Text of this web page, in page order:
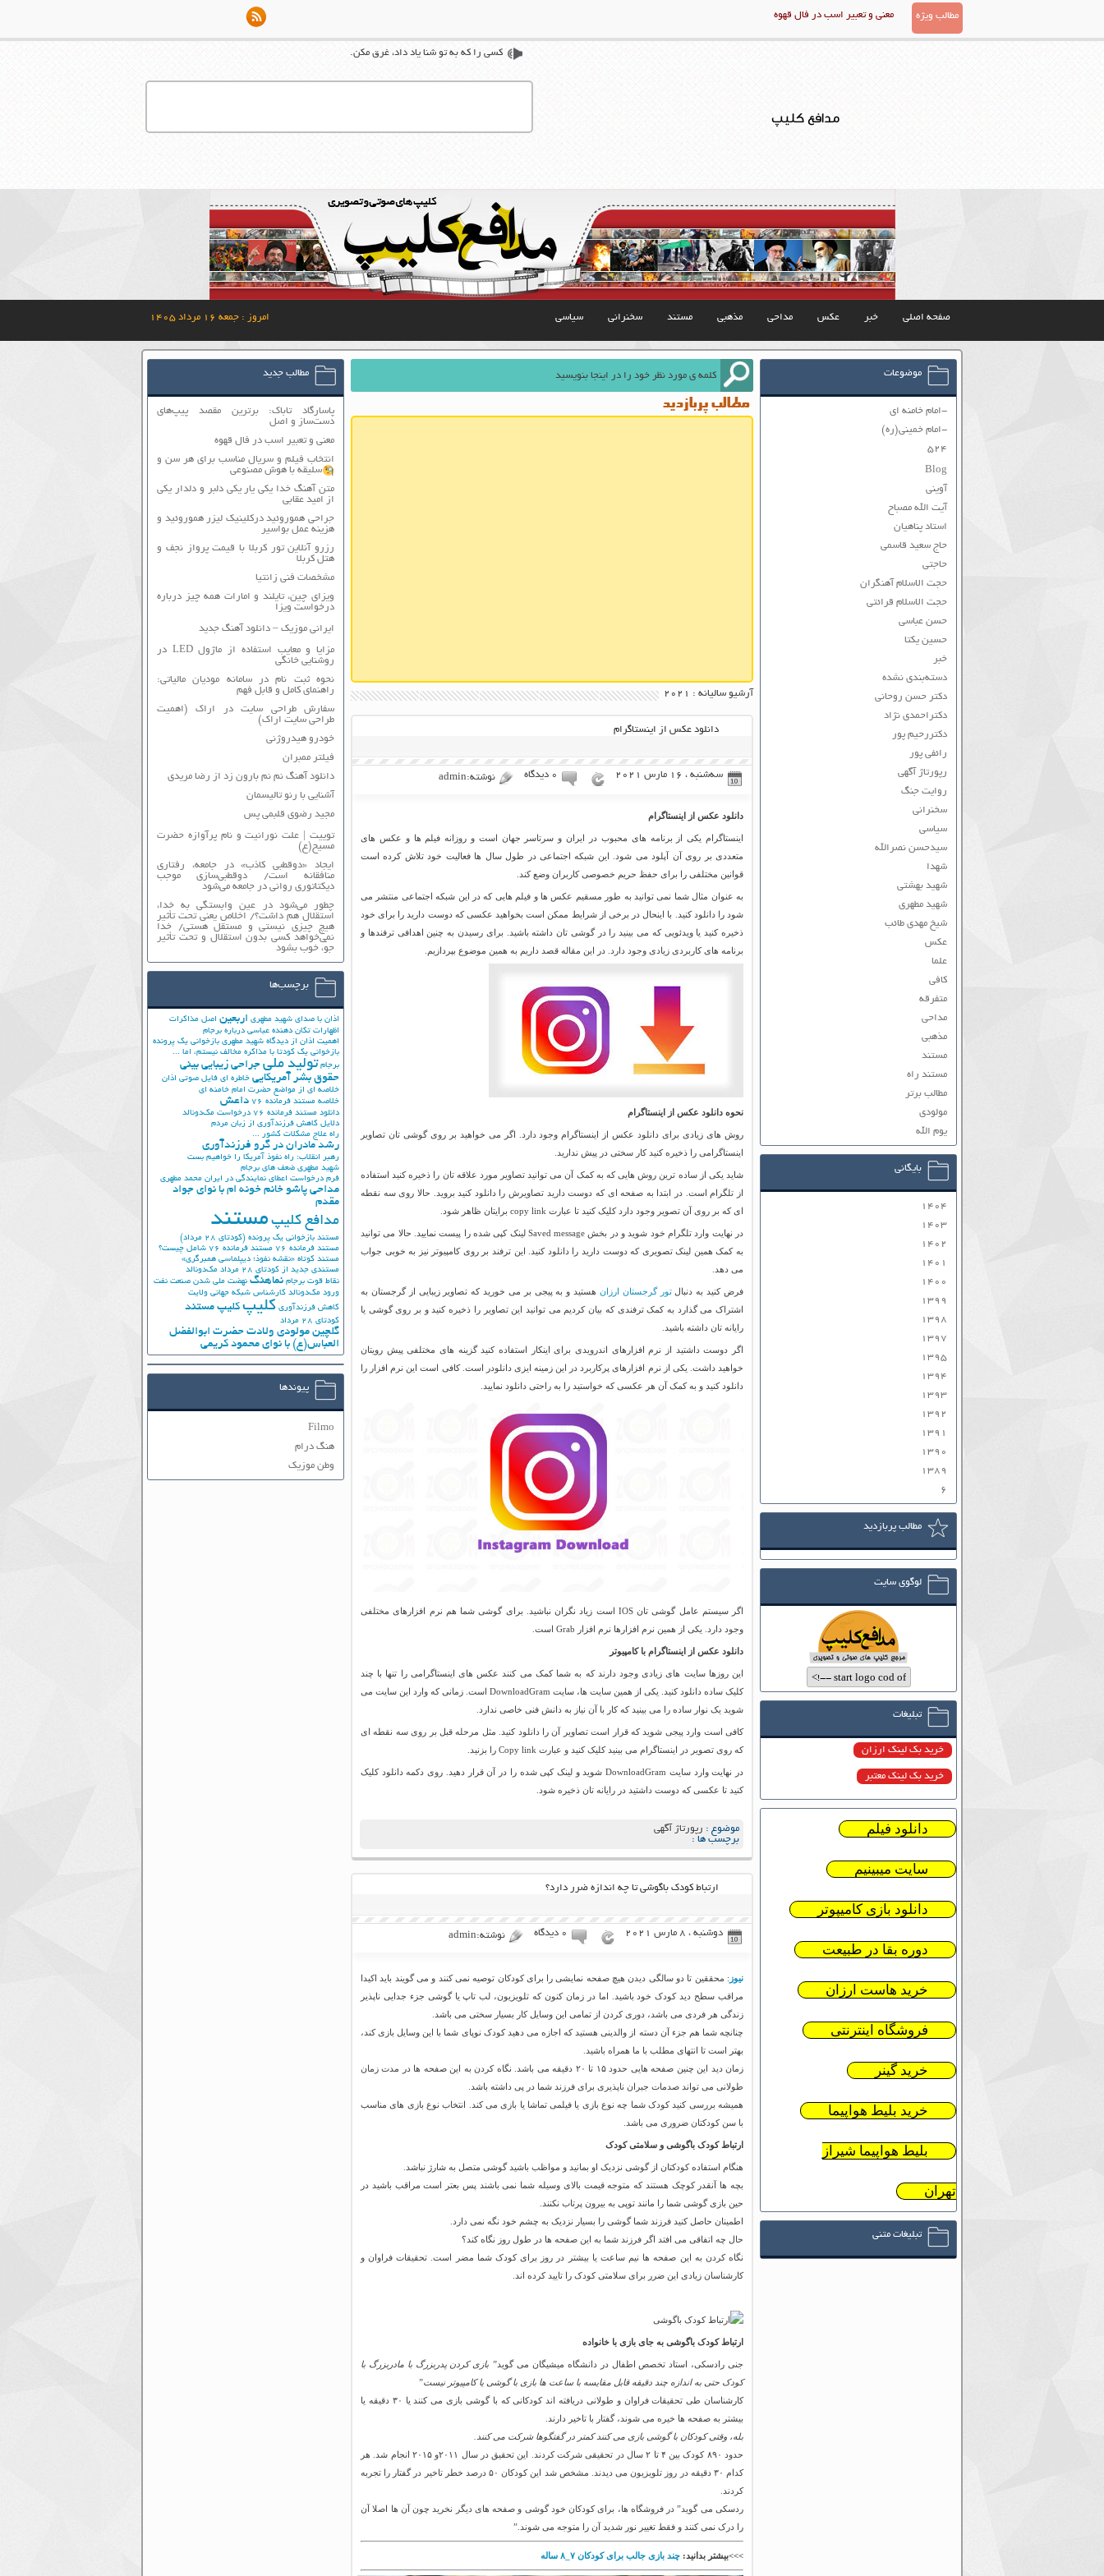
مطالب ویژه معنی و تعبیر اسب در فال قهوه
مدافع کلیپ
کسی را که به تو شنا یاد داد، غرق مکن.
صفحه اصلی خبر عکس مداحی مذهبی مستند سخنرانی سیاسی امروز : جمعه ۱۶ مرداد ۱۴۰۵
مطالب پربازدید
آرشیو سالیانه : 2021
دانلود عکس از اینستاگرام
سه‌شنبه ، 16 مارس 2021 ۰ دیدگاه نوشته:admin
دانلود عکس از اینستاگرام
اینستاگرام یکی از برنامه های محبوب در ایران و سرتاسر جهان است و روزانه فیلم ها و عکس های
متعددی بر روی آن آپلود می شود. این شبکه اجتماعی در طول سال ها فعالیت خود تلاش کرده است
قوانین مختلفی را برای حفظ حریم خصوصی کاربران وضع کند.
به عنوان مثال شما نمی توانید به طور مسقیم عکس ها و فیلم هایی که در این شبکه اجتماعی منتشر می
شود را دانلود کنید. با اینحال در برخی از شرایط ممکن است بخواهید عکسی که دوست دارید را برای خود
ذخیره کنید یا ویدئویی که می بینید را در گوشی تان داشته باشید. برای رسیدن به چنین اهدافی ترفندها و
برنامه های کاربردی زیادی وجود دارد. در این مقاله قصد داریم به همین موضوع بپردازیم.
نحوه دانلود عکس از اینستاگرام
روش های زیادی برای دانلود عکس از اینستاگرام وجود دارد. اگر می خواهید بر روی گوشی تان تصاویر
اینستاگرامی را ذخیره کنید کار سختی در پیش ندارید.
شاید یکی از ساده ترین روش هایی که به کمک آن می توانید تصاویر مورد علاقه تان را ذخیره کنید استفاده
از تلگرام است. در ابتدا به صفحه ای که دوست دارید تصاویرش را دانلود کنید بروید. حالا روی سه نقطه
ای که بر روی آن تصویر وجود دارد کلیک کنید تا عبارت copy link برایتان ظاهر شود.
در نهایت وارد تلگرام خود شوید و در بخش Saved message لینک کپی شده را پیست نمایید. حالا می توانید
به کمک همین لینک تصویری که دوست دارید را دانلود کنید. این ترفند بر روی کامپیوتر نیز به خوبی جواب
می دهد.
فرض کنید به دنبالتور گرجستان ارزان هستید و به پیجی بر می خورید که تصاویر زیبایی از گرجستان به
اشتراک می گذارد به کمک ترفندی که بیان کردیم می توانید این تصاویر را ذخیره کنید و بر روی گوشی یا
رایانه تان داشته باشید.
اگر دوست داشتید از نرم افزارهای اندرویدی برای اینکار استفاده کنید گزینه های مختلفی پیش رویتان
خواهید داشت. یکی از نرم افزارهای پرکاربرد در این زمینه ایزی دانلودر است. کافی است این نرم افزار را
دانلود کنید و به کمک آن هر عکسی که خواستید را به راحتی دانلود نمایید.
اگر سیستم عامل گوشی تان IOS است زیاد نگران نباشید. برای گوشی شما هم نرم افزارهای مختلفی
وجود دارد. یکی از همین نرم افزارها نرم افزار Grab است.
دانلود عکس از اینستاگرام با کامپیوتر
این روزها سایت های زیادی وجود دارند که به شما کمک می کنند عکس های اینستاگرامی را تنها با چند
کلیک ساده دانلود کنید. یکی از همین سایت ها، سایت DownloadGram است. زمانی که وارد این سایت می
شوید یک نوار ساده را می بینید که کار با آن نیاز به دانش فنی خاصی ندارد.
کافی است وارد پیجی شوید که قرار است تصاویر آن را دانلود کنید. مثل مرحله قبل بر روی سه نقطه ای
که روی تصویر در اینستاگرام می بینید کلیک کنید و عبارت Copy link را بزنید.
در نهایت وارد سایت DownloadGram شوید و لینک کپی شده را در آن قرار دهید. روی دکمه دانلود کلیک
کنید تا عکسی که دوست داشتید در رایانه تان ذخیره شود.
موضوع : رپورتاژ آگهی
برچسب ها :
ارتباط کودک باگوشی تا چه اندازه ضرر دارد؟
دوشنبه ، 8 مارس 2021 ۰ دیدگاه نوشته:admin
نیوز : محققین تا دو سالگی دیدن هیچ صفحه نمایشی را برای کودکان توصیه نمی کنند و می گویند باید اکیدا
مراقب سطح دید کودک خود باشید. اما در زمان کنون که تلویزیون، لب تاپ یا گوشی جزء جدایی ناپذیر
زندگی هر فردی می باشد، دوری کردن از تمامی این وسایل کار بسیار سختی می باشد.
چنانچه شما هم جزء آن دسته از والدینی هستید که اجازه می دهید کودک نوپای شما با این وسایل بازی کند،
بهتر است تا انتهای مطلب با ما همراه باشید.
زمان دید این چنین صفحه هایی حدود ۱۵ تا ۲۰ دقیقه می باشد. نگاه کردن به این صفحه ها در مدت زمان
طولانی می تواند صدمات جبران ناپذیری برای فرزند شما در پی داشته باشد.
همیشه بررسی کنید کودک شما چه نوع بازی یا فیلمی تماشا یا بازی می کند. انتخاب نوع بازی های مناسب
با سن کودکتان ضروری می باشد.
ارتباط کودک باگوشی و سلامتی کودک
هنگام استفاده کودکتان از گوشی نزدیک او بمانید و مواظب باشید گوشی متصل به شارژ نباشد.
بچه ها آنقدر کوچک هستند که متوجه قیمت بالای وسیله شما نمی باشند پس بعتر است مراقب باشید در
حین بازی گوشی شما را مانند توپی به بیرون پرتاب نکنند.
اطمینان حاصل کنید فرزند شما گوشی را بسیار نزدیک به چشم خود نگه نمی دارد.
حال چه اتفاقی می افتد اگر فرزند شما به این صفحه ها در طول روز نگاه کند؟
نگاه کردن به این صفحه ها نیم ساعت یا بیشتر در روز برای کودک شما مضر است. تحقیقات فراوان و
کارشناسان زیادی این ضرر برای سلامتی کودک را تایید کرده اند.
ارتباط کودک باگوشی به جای بازی با خانواده
جنی رادسکی، استاد تخصص اطفال در دانشگاه میشیگان می گوید” بازی کردن پدربزرگ با مادربزرگ با
کودک حتی به اندازه چند دقیقه قابل مقایسه با ساعت ها بازی با گوشی یا کامپیوتر نیست”
کارشناسان طی تحقیقات فراوان و طولانی دریافته اند کودکانی که با گوشی بازی می کنند یا ۳۰ دقیقه یا
بیشتر به صفحه ها خیره می شوند، گفتار با تاخیر دارند.
بله، وقتی کودکان با گوشی بازی می کنند کمتر در گفتگوها شرکت می کنند.
حدود ۸۹۰ کودک بین ۴ تا ۲ سال در تحقیقی شرکت کردند. این تحقیق در سال ۲۰۱۱و ۲۰۱۵ انجام شد. هر
کدام ۳۰ دقیقه در روز تلویزیون می دیدند. مشخص شد این کودکان ۵۰ درصد خطر تاخیر در گفتار را تجربه
کردند.
ردسکی می گوید” در فروشگاه ها، برای کودکان خود گوشی و صفحه های دیگر نخرید چون آن ها اصلا آن
را درک نمی کنند و فقط تغییر نور شدید آن را متوجه می شوند.”
>>>بیشتر بدانید: چند بازی جالب برای کودکان ۷_۸ ساله
موضوعات
-امام خامنه ای
-امام خمینی(ره)
۵۲۴
Blog
آوینی
آیت الله مصباح
استاد پناهیان
حاج سعید قاسمی
حاجتی
حجت الاسلام آهنگران
حجت الاسلام قرائتی
حسن عباسی
حسین یکتا
خبر
دسته‌بندی نشده
دکتر حسن روحانی
دکتراحمدی نژاد
دکتررحیم پور
رائفی پور
رپورتاژ آگهی
روایت جنگ
سخنرانی
سیاسی
سیدحسن نصرالله
شهدا
شهید بهشتی
شهید مطهری
شیخ مهدی طائب
عکس
علما
کافی
متفرقه
مداحی
مذهبی
مستند
مستند راه
مطالب برتر
مولودی
یوم الله
بایگانی
۱۴۰۴
۱۴۰۳
۱۴۰۲
۱۴۰۱
۱۴۰۰
۱۳۹۹
۱۳۹۸
۱۳۹۷
۱۳۹۵
۱۳۹۴
۱۳۹۳
۱۳۹۲
۱۳۹۱
۱۳۹۰
۱۳۸۹
۶
مطالب پربازدید
لوگوی سایت
تبلیغات
خرید بک لینک ارزان
خرید بک لینک معتبر
دانلود فیلم
سایت میبینیم
دانلود بازی کامیپوتر
دوره بقا در طبیعت
خرید هاست ارزان
فروشگاه اینترنتی
خرید گینر
خرید بلیط هواپیما
بلیط هواپیما شیراز
تهران
تبلیغات متنی
مطالب جدید
پاسارگاد تاباک: برترین مقصد پیپ‌های
دست‌ساز و اصل
معنی و تعبیر اسب در فال قهوه
انتخاب فیلم و سریال مناسب برای هر سن و
سلیقه با هوش مصنوعی
متن آهنگ خدا یکی یار یکی دلبر و دلدار یکی
از امید عقابی
جراحی هموروئید درکلینیک لیزر هموروئید و
هزینه عمل بواسیر
رزرو آنلاین تور کربلا با قیمت پرواز نجف و
هتل کربلا
مشخصات فنی زانتیا
ویزای چین، تایلند و امارات همه چیز درباره
درخواست ویزا
ایرانی موزیک – دانلود آهنگ جدید
مزایا و معایب استفاده از ماژول LED در
روشنایی خانگی
نحوه ثبت نام در سامانه مودیان مالیاتی:
راهنمای کامل و قابل فهم
سفارش طراحی سایت در اراک (اهمیت
طراحی سایت اراک)
خودرو هیدروژنی
فیلتر ممبران
دانلود آهنگ نم نم بارون زد از رضا مریدی
آشنایی با رنو تالیسمان
مجید رضوی قلبمی پس
توییت | علت نورانیت و نام پرآوازه حضرت
مسیح(ع)
ایجاد «دوقطبی کاذب» در جامعه، رفتاری
منافقانه است/ دوقطبی‌سازی موجب
دیکتاتوری روانی در جامعه می‌شود
چطور می‌شود در عین وابستگی به خدا،
استقلال هم داشت؟/ اخلاص یعنی تحت تأثیر
هیچ چیزی نیستی و مستقل هستی/ خدا
نمی‌خواهد کسی بدون استقلال و تحت تأثیر
جوّ، خوب بشود
برچسب‌ها
اذان با صدای شهید مطهری اربعین اصل مذاکرات
اظهارات تکان دهنده عباسی درباره برجام
اهمیت اذان از دیدگاه شهید مطهری بازخوانی یک پرونده
بازخوانی یک کودتا با مذاکره مخالف نیستم، اما ...
برجام تولید ملی جراحی زیبایی بینی
حقوق بشر آمریکایی خاطره ای فایل صوتی اذان
خلاصه ای از مواضع حضرت امام خامنه ای
خلاصه مستند فرمانده 76
داعش
دانلود مستند فرمانده 76
درخواست مک‌دونالد
دلایل کاهش فرزندآوری از زبان مردم
راه علاج مشکلات کشور ...
رشد مادران در گرو فرزندآوری
رهبر انقلاب: راه نفوذ آمریکا را خواهیم بست
شهید مطهری ضعف های برجام
فرم درخواست اعطای نمایندگی در ایران محمد مطهری
مداحی پاشو خانم خونه ام با نوای جواد
مقدم
مدافع کلیپ مستند
مستند بازخوانی یک پرونده (کودتای 28 مرداد)
مستند فرمانده 76
مستند فرمانده 76 شامل چیست؟
مستند کوتاه «نقشه نفوذ؛ دیپلماسی همبرگری»
مستندی جدید از کودتای 28 مرداد
مک‌دونالد
نقاط قوت برجام نماهنگ نهضت ملي شدن صنعت نفت
ورود مک‌دونالد کارشناس شبکه جهانی ولایت
کاهش فرزندآوری کلیپ کلیپ مستند
کودتای 28 مرداد
گلچین مولودی ولادت حضرت ابوالفضل
العباس(ع) با نوای محمود کریمی
پیوندها
Filmo
هنگ درام
وطن موزیک